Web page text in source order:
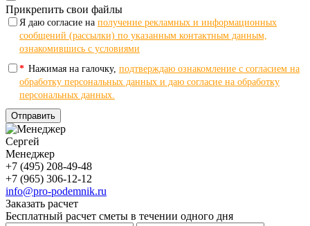
Прикрепить свои файлы
Я даю согласие на получение рекламных и информационных
сообщений (рассылки) по указанным контактным данным,
ознакомившись с условиями
* Нажимая на галочку, подтверждаю ознакомление с согласием на
обработку персональных данных и даю согласие на обработку
персональных данных.
Отправить
Сергей
Менеджер
+7 (495) 208-49-48
+7 (965) 306-12-12
info@pro-podemnik.ru
Заказать расчет
Бесплатный расчет сметы в течении одного дня